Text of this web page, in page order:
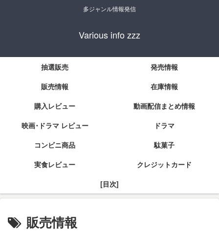
多ジャンル情報発信
Various info zzz
抽選販売
発売情報
販売情報
在庫情報
購入レビュー
動画配信まとめ情報
映画･ドラマ レビュー
ドラマ
コンビニ商品
駄菓子
実食レビュー
クレジットカード
[目次]
販売情報